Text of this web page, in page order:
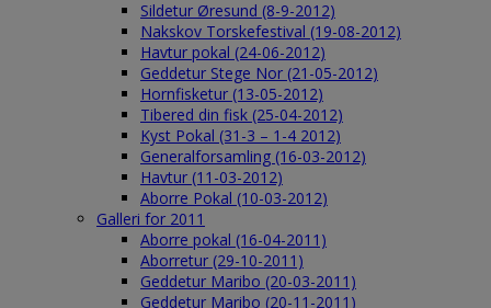
Sildetur Øresund (8-9-2012)
Nakskov Torskefestival (19-08-2012)
Havtur pokal (24-06-2012)
Geddetur Stege Nor (21-05-2012)
Hornfisketur (13-05-2012)
Tibered din fisk (25-04-2012)
Kyst Pokal (31-3 – 1-4 2012)
Generalforsamling (16-03-2012)
Havtur (11-03-2012)
Aborre Pokal (10-03-2012)
Galleri for 2011
Aborre pokal (16-04-2011)
Aborretur (29-10-2011)
Geddetur Maribo (20-03-2011)
Geddetur Maribo (20-11-2011)